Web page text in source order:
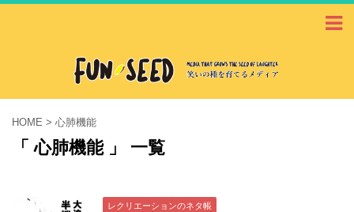
HOME > 心肺機能
「 心肺機能 」 一覧
レクリエーションのネタ帳